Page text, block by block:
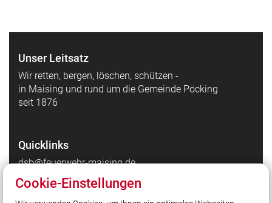
Unser Leitsatz
Wir retten, bergen, löschen, schützen -
in Maising und rund um die Gemeinde Pöcking
seit 1876
Quicklinks
dsb@feuerwehr-maising.de
https://kreisfeuerwehrverband-
starnberg.feuerwehren.bayern
Cookie-Einstellungen